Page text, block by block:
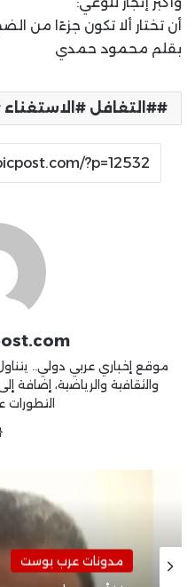
أن تختار ألا تكون جزءًا من
بقلم محمود حمدي
#التغافل
موقع إخباري عربي دولي.. يتناول
والثقافية والرياضية، إضافة
التطورات
مدونات عرب بوست